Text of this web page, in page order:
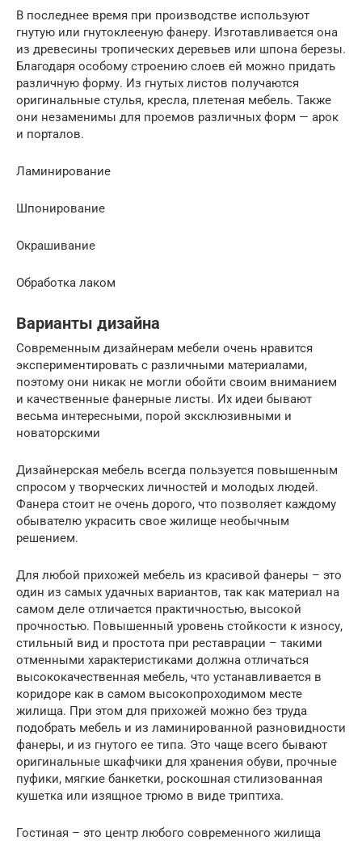
В последнее время при производстве используют
гнутую или гнутоклееную фанеру. Изготавливается она
из древесины тропических деревьев или шпона березы.
Благодаря особому строению слоев ей можно придать
различную форму. Из гнутых листов получаются
оригинальные стулья, кресла, плетеная мебель. Также
они незаменимы для проемов различных форм — арок
и порталов.
Ламинирование
Шпонирование
Окрашивание
Обработка лаком
Варианты дизайна
Современным дизайнерам мебели очень нравится
экспериментировать с различными материалами,
поэтому они никак не могли обойти своим вниманием
и качественные фанерные листы. Их идеи бывают
весьма интересными, порой эксклюзивными и
новаторскими
Дизайнерская мебель всегда пользуется повышенным
спросом у творческих личностей и молодых людей.
Фанера стоит не очень дорого, что позволяет каждому
обывателю украсить свое жилище необычным
решением.
Для любой прихожей мебель из красивой фанеры – это
один из самых удачных вариантов, так как материал на
самом деле отличается практичностью, высокой
прочностью. Повышенный уровень стойкости к износу,
стильный вид и простота при реставрации – такими
отменными характеристиками должна отличаться
высококачественная мебель, что устанавливается в
коридоре как в самом высокопроходимом месте
жилища. При этом для прихожей можно без труда
подобрать мебель и из ламинированной разновидности
фанеры, и из гнутого ее типа. Это чаще всего бывают
оригинальные шкафчики для хранения обуви, прочные
пуфики, мягкие банкетки, роскошная стилизованная
кушетка или изящное трюмо в виде триптиха.
Гостиная – это центр любого современного жилища